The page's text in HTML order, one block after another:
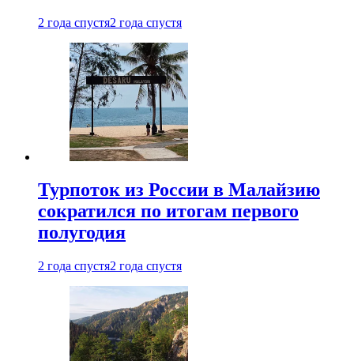
2 года спустя2 года спустя
Турпоток из России в Малайзию
сократился по итогам первого
полугодия
2 года спустя2 года спустя